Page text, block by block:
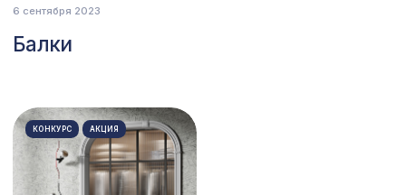
1030х695мм, ХДФ, без отделки
Натуральные обои Cosca Traditional
Prints L5092, 0,91 x 6,2 м
6 сентября 2023
Балки
КОНКУРС АКЦИЯ